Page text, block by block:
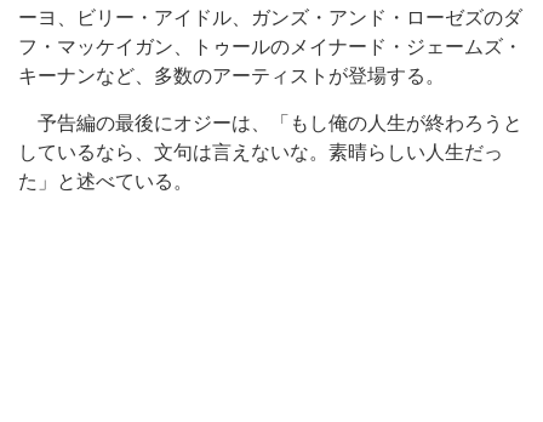
ーヨ、ビリー・アイドル、ガンズ・アンド・ローゼズのダ
フ・マッケイガン、トゥールのメイナード・ジェームズ・
キーナンなど、多数のアーティストが登場する。
予告編の最後にオジーは、「もし俺の人生が終わろうと
しているなら、文句は言えないな。素晴らしい人生だっ
た」と述べている。